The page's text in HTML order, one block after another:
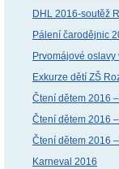
DHL 2016-soutěž
Pálení čarodějnic
Prvomájové
Exkurze dětí ZŠ
Čtení dětem 2016
Čtení dětem 2016
Čtení dětem 2016
Karneval 2016